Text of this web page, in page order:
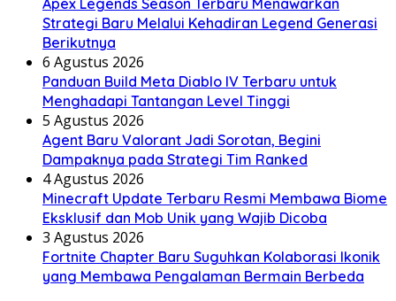
Strategi Baru Melalui Kehadiran Legend Generasi
Berikutnya
6 Agustus 2026
Panduan Build Meta Diablo IV Terbaru untuk
Menghadapi Tantangan Level Tinggi
5 Agustus 2026
Agent Baru Valorant Jadi Sorotan, Begini
Dampaknya pada Strategi Tim Ranked
4 Agustus 2026
Minecraft Update Terbaru Resmi Membawa Biome
Eksklusif dan Mob Unik yang Wajib Dicoba
3 Agustus 2026
Fortnite Chapter Baru Suguhkan Kolaborasi Ikonik
yang Membawa Pengalaman Bermain Berbeda